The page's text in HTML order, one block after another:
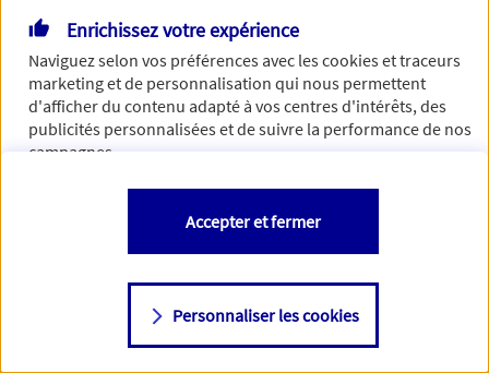
Enrichissez votre expérience
Naviguez selon vos préférences avec lescookies et traceurs
marketing et de personnalisation qui nous permettent
d'afficher du contenu adapté à vos centres d'intérêts, des
publicités personnalisées et de suivre la performance de nos
campagnes.
Vous êtes libre de les accepter, de les refuser comme de
changer d'avis à tout moment en allant sur
Consulter notre politique decookies
Personnaliser les cookies
Accepter et fermer